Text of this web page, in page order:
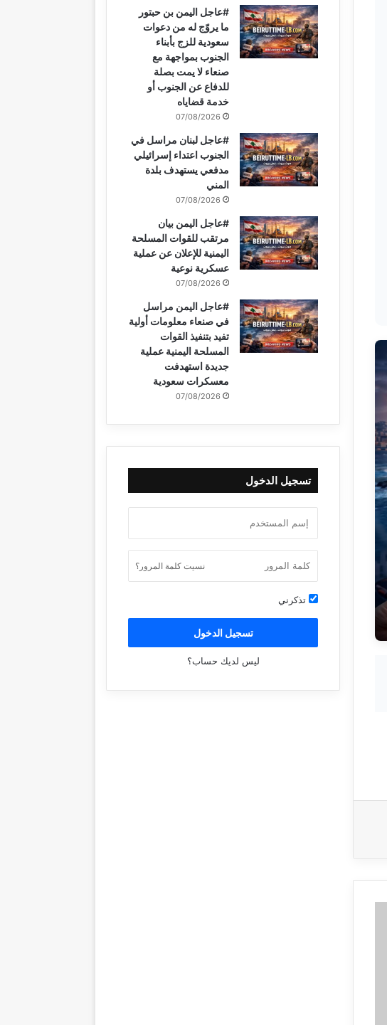
#عاجل اليمن بن حبتور
ما يروّج له من دعوات
سعودية للزج بأبناء
الجنوب بمواجهة مع
صنعاء لا يمت بصلة
للدفاع عن الجنوب أو
خدمة قضاياه
07/08/2026
#عاجل لبنان مراسل في
الجنوب اعتداء إسرائيلي
مدفعي يستهدف بلدة
المني
07/08/2026
#عاجل اليمن بيان
مرتقب للقوات المسلحة
اليمنية للإعلان عن عملية
عسكرية نوعية
07/08/2026
#عاجل اليمن مراسل
في صنعاء معلومات أولية
تفيد بتنفيذ القوات
المسلحة اليمنية عملية
جديدة استهدفت
معسكرات سعودية
07/08/2026
تسجيل الدخول
نسيت كلمة المرور؟
تذكرني
تسجيل الدخول
ليس لديك حساب؟